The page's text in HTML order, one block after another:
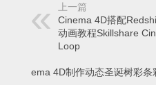
上一篇
Cinema 4D搭配
动画教程Skillshare
Loop
Cinema 4D制作动态圣诞树彩